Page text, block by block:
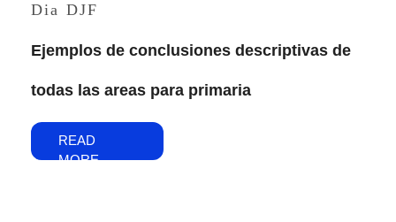
Dia DJF
Ejemplos de conclusiones descriptivas de
todas las areas para primaria
READ
MORE